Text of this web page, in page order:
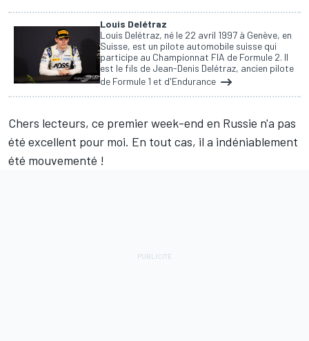
Louis Delétraz
Louis Delétraz, né le 22 avril 1997 à Genève, en
Suisse, est un pilote automobile suisse qui
participe au Championnat FIA de Formule 2. Il
est le fils de Jean-Denis Delétraz, ancien pilote
de Formule 1 et d'Endurance
Chers lecteurs, ce premier week-end en Russie n'a pas
été excellent pour moi. En tout cas, il a indéniablement
été mouvementé !